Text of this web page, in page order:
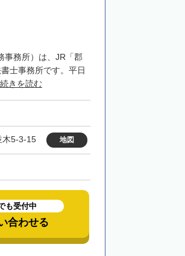
事務所）は、JR「郡
士事務所です。平日
続きを読む
木5-3-15 地図
も受付中
合わせる